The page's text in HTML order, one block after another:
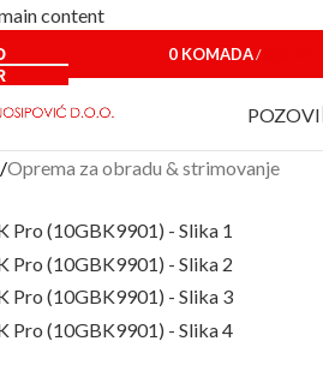
content
0 KOMADA/
POZOVI
/Oprema za obradu & strimovanje